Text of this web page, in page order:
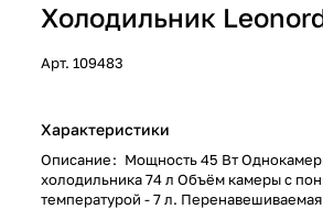
Холодильник
Арт.109483
Характеристики
Описание: Мощность 45 Вт
холодильника 74 л Объём камеры с
температурой - 7 л.